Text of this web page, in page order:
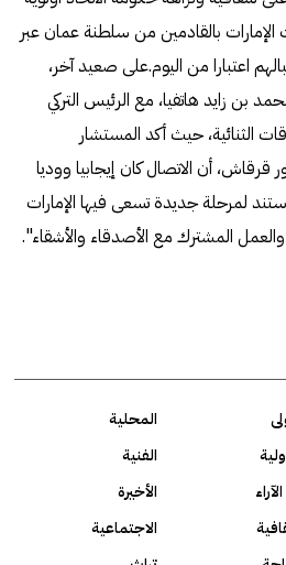
بالقادمين من سلطنة عمان عبر
اعتبارا من اليوم.على صعيد آخر،
بن زايد هاتفيا، مع الرئيس التركي
الثنائية، حيث أكد المستشار
قرقاش، أن الاتصال كان إيجابيا ووديا
لمرحلة جديدة تسعى فيها الإمارات
المشترك مع الأصدقاء والأشقاء".
المحلية
الفنية
الأخيرة
الاجتماعية